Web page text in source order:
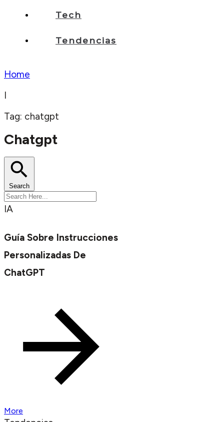
Tech
Tendencias
Home
I
Tag: chatgpt
Chatgpt
Search
IA
Guía Sobre Instrucciones
Personalizadas De
ChatGPT
More